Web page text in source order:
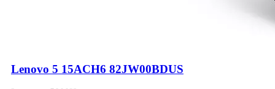
Lenovo 5 15ACH6 82JW00BDUS